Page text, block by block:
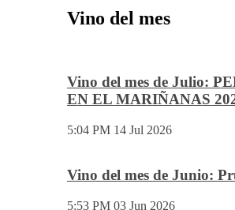
beatrizmundovino@gmail.com
Vino del mes de Julio: